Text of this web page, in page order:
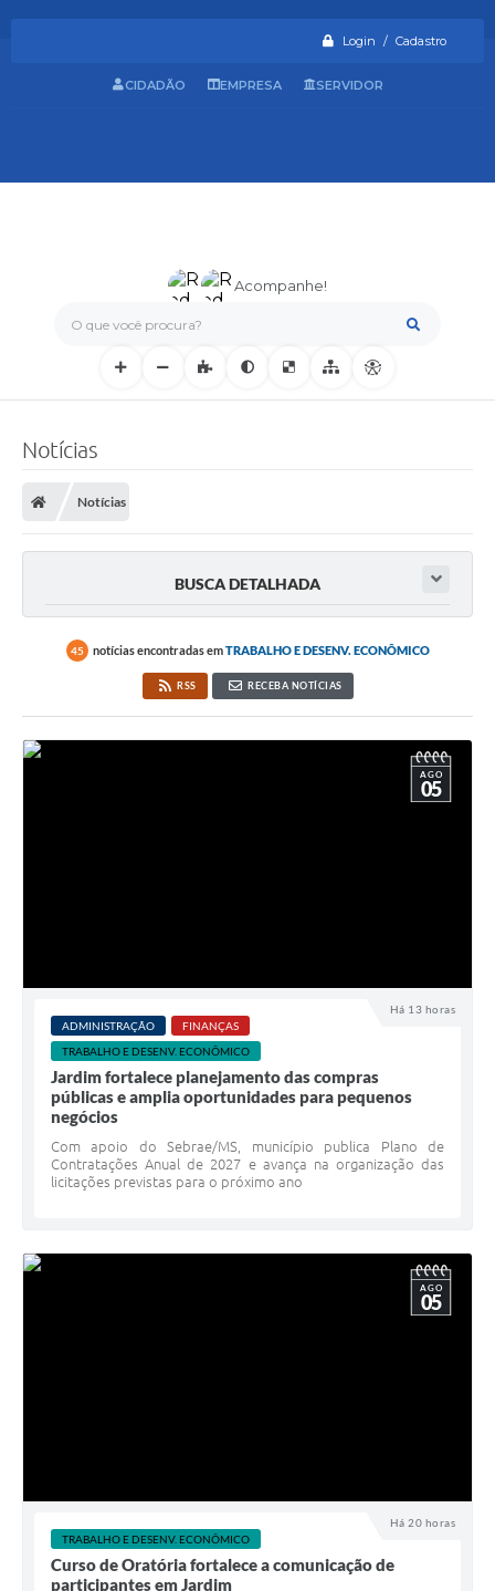
Login / Cadastro
O que você procura?
Acompanhe!
CIDADÃO EMPRESA SERVIDOR
Notícias
Notícias
BUSCA DETALHADA
45 notícias encontradas emTRABALHO E DESENV. ECONÔMICO
RSS RECEBA NOTÍCIAS
Há 13 horas
AGO
05
ADMINISTRAÇÃO
FINANÇAS
TRABALHO E DESENV. ECONÔMICO
Jardim fortalece planejamento das compras
públicas e amplia oportunidades para pequenos
negócios
Com apoio do Sebrae/MS, município publica Plano de
Contratações Anual de 2027 e avança na organização das
licitações previstas para o próximo ano
Há 20 horas
AGO
05
TRABALHO E DESENV. ECONÔMICO
Curso de Oratória fortalece a comunicação de
participantes em Jardim